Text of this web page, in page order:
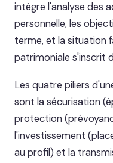
intègre l'analyse des
personnelle, les
terme, et la situation
patrimoniale s'inscrit
Les quatre piliers
sont la sécurisation
protection
l'investissement
au profil) et la